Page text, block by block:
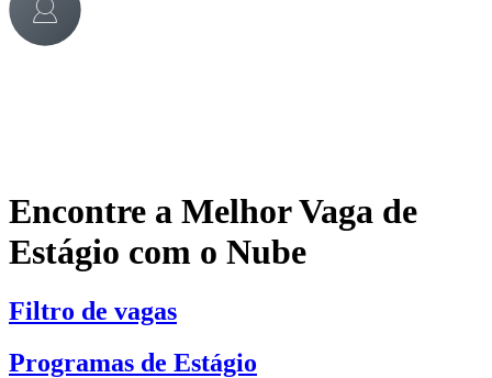
Encontre a Melhor Vaga de
Estágio com o Nube
Filtro de vagas
Programas de Estágio